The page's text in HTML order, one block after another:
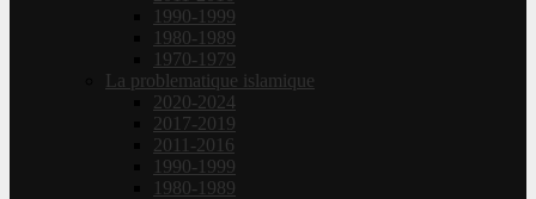
1990-1999
1980-1989
1970-1979
La problematique islamique
2020-2024
2017-2019
2011-2016
1990-1999
1980-1989